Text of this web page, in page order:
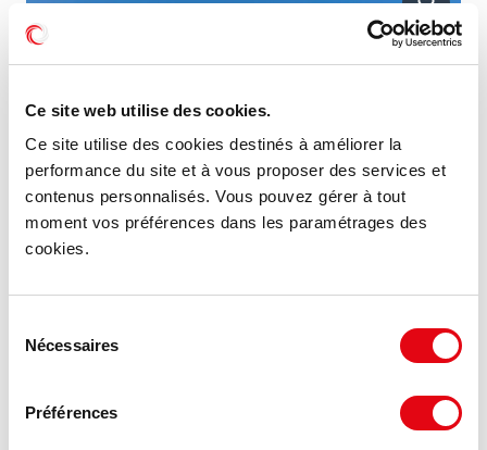
Ce site web utilise des cookies.
Ce site utilise des cookies destinés à améliorer la
performance du site et à vous proposer des services et
contenus personnalisés. Vous pouvez gérer à tout
moment vos préférences dans les paramétrages des
cookies.
Nécessaires
Préférences
54270 ESSEY LES NANCY
1 240 m²